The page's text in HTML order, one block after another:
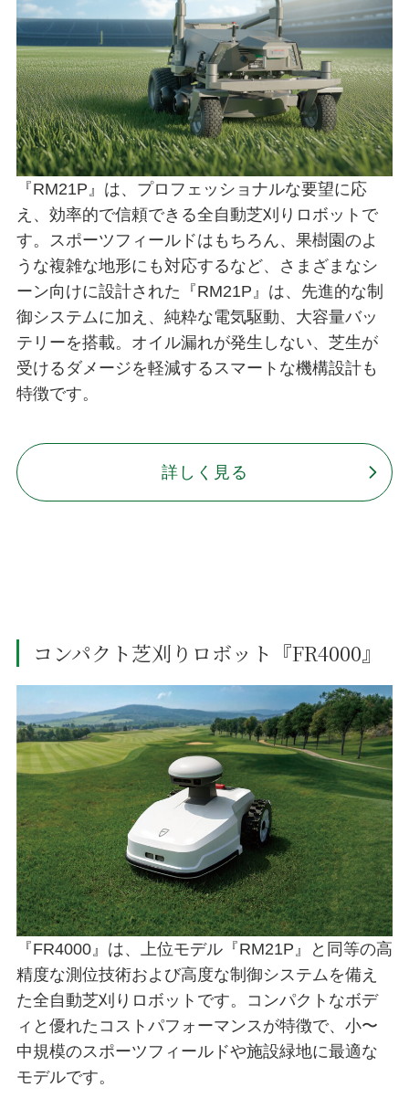
『RM21P』は、プロフェッショナルな要望に応
え、効率的で信頼できる全自動芝刈りロボットで
す。スポーツフィールドはもちろん、果樹園のよ
うな複雑な地形にも対応するなど、さまざまなシ
ーン向けに設計された『RM21P』は、先進的な制
御システムに加え、純粋な電気駆動、大容量バッ
テリーを搭載。オイル漏れが発生しない、芝生が
受けるダメージを軽減するスマートな機構設計も
特徴です。
詳しく見る
コンパクト芝刈りロボット『FR4000』
『FR4000』は、上位モデル『RM21P』と同等の高
精度な測位技術および高度な制御システムを備え
た全自動芝刈りロボットです。コンパクトなボデ
ィと優れたコストパフォーマンスが特徴で、小〜
中規模のスポーツフィールドや施設緑地に最適な
モデルです。